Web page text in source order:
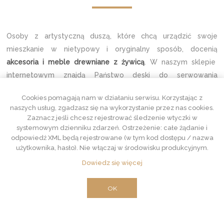
Osoby z artystyczną duszą, które chcą urządzić swoje
mieszkanie w nietypowy i oryginalny sposób, docenią
akcesoria i meble drewniane z żywicą. W naszym sklepie
internetowym znajdą Państwo deski do serwowania
wyposażenie barów i restauracji - z blatami o
niepowtarzalnych wzorach.
Akcesoria i meble drewniane z żywicą
Nasze wyposażenie wnętrz jest niekonwencjonalne, a
jednocześnie niezwykle eleganckie.
Meble z żywicą
niecodzienne połączenie dwóch materiałów. Drewno nadaje
klasycznego oraz bardzo naturalnego wyglądu. Z kolei trwałe
tworzywo wprowadza dużą dozę finezji w postaci rozmaitych
Cookies pomagają nam w działaniu serwisu. Korzystając z
naszych usług, zgadzasz się na wykorzystanie przez nas cookies.
Zaznacz jeśli chcesz rejestrować śledzenie wtyczki w
systemowym dzienniku zdarzeń. Ostrzeżenie: całe żądanie i
odpowiedź XML będą rejestrowane (w tym kod dostępu / nazwa
użytkownika, hasło). Nie włączaj w środowisku produkcyjnym.
Dowiedz się więcej
OK